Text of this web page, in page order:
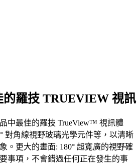
的羅技 TRUEVIEW 視訊
中最佳的羅技 TrueView™ 視訊體
對角線視野玻璃光學元件等，以清晰
。更大的畫面: 180° 超寬廣的視野確
事項，不會錯過任何正在發生的事